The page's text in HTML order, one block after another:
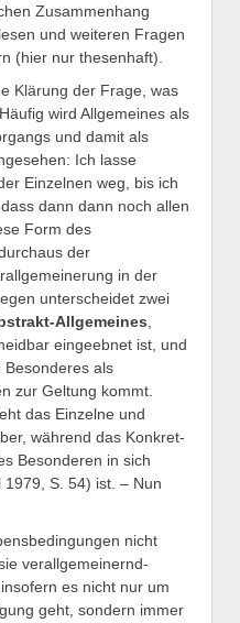
Zusammenhang
und weiteren Fragen
(hier nur thesenhaft).
Klärung der Frage, was
wird Allgemeines als
und damit als
Ich lasse
Einzelnen weg, bis ich
dann dann noch allen
Form des
der
in der
unterscheidet zwei
Allgemeines,
eingeebnet ist, und
Besonderes als
zur Geltung kommt.
das Einzelne und
während das Konkret-
Besonderen in sich
S. 54) ist. – Nun
nicht
verallgemeinernd-
es nicht nur um
geht, sondern immer